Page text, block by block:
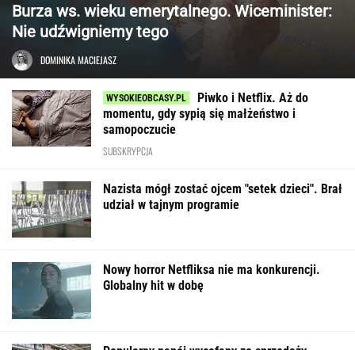
Burza ws. wieku emerytalnego. Wiceminister:
Nie udźwigniemy tego
DOMINIKA MACIEJASZ
Piwko i Netflix. Aż do
momentu, gdy sypią się małżeństwo i
samopoczucie
SUBSKRYPCJA
Nazista mógł zostać ojcem "setek dzieci". Brał
udział w tajnym programie
Nowy horror Netfliksa nie ma konkurencji.
Globalny hit w dobę